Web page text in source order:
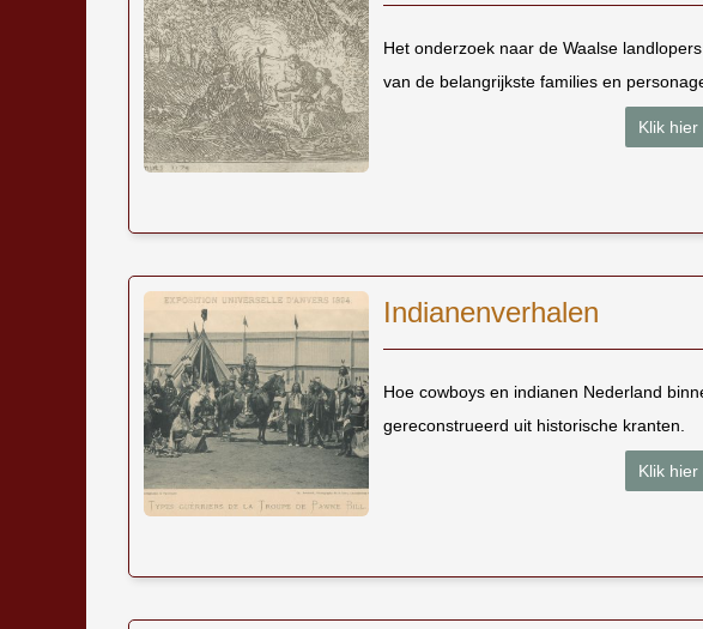
Het onderzoek naar de Waalse
van de belangrijkste families en
Klik
Indianenverhalen
Hoe cowboys en indianen Nederland
gereconstrueerd uit historische kranten.
Klik